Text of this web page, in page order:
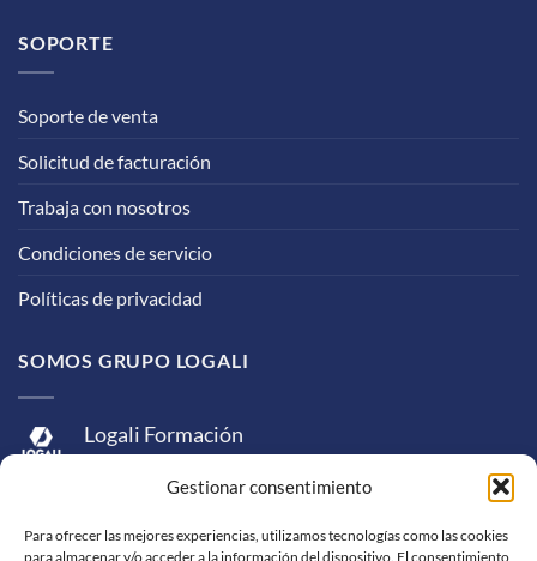
Gestionar consentimiento
Para ofrecer las mejores experiencias, utilizamos tecnologías como las cookies
para almacenar y/o acceder a la información del dispositivo. El consentimiento
SOPORTE
Soporte de venta
Solicitud de facturación
Trabaja con nosotros
Condiciones de servicio
Políticas de privacidad
SOMOS GRUPO LOGALI
Logali Formación
Logali Consultoría
Logali Ingeniería